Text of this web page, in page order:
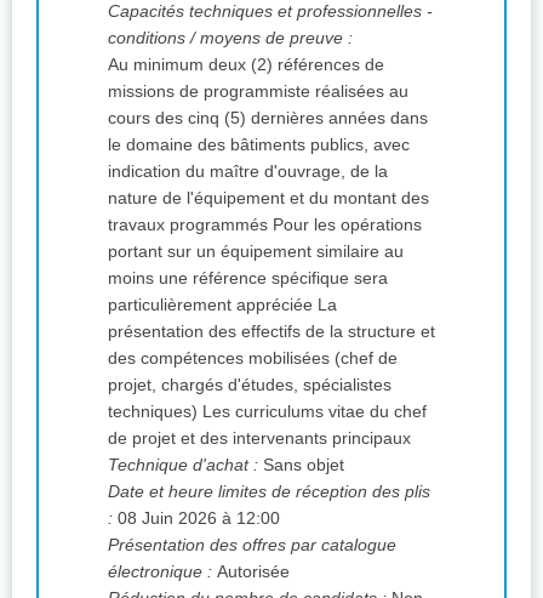
Capacités techniques et professionnelles -
conditions / moyens de preuve :
Au minimum deux (2) références de
missions de programmiste réalisées au
cours des cinq (5) dernières années dans
le domaine des bâtiments publics, avec
indication du maître d'ouvrage, de la
nature de l'équipement et du montant des
travaux programmés Pour les opérations
portant sur un équipement similaire au
moins une référence spécifique sera
particulièrement appréciée La
présentation des effectifs de la structure et
des compétences mobilisées (chef de
projet, chargés d'études, spécialistes
techniques) Les curriculums vitae du chef
de projet et des intervenants principaux
Technique d'achat : Sans objet
Date et heure limites de réception des plis
: 08 Juin 2026 à 12:00
Présentation des offres par catalogue
électronique : Autorisée